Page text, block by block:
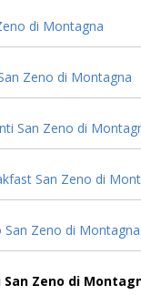
di Montagna
Zeno di Montagna
San Zeno di
San Zeno di
San Zeno di Montagna
San Zeno di